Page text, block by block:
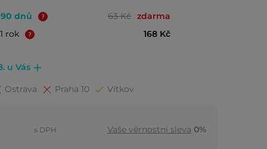
dnů 63 Kč zdarma
rok
168 Kč
u Vás
Ostrava Praha 10 Vítkov
s DPH Vaše věrnostní sleva 0%